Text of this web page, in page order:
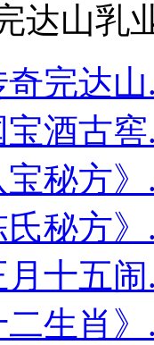
达山乳
奇完达山
宝酒古窖
宝秘方》
氏秘方》
月十五闹
二生肖》